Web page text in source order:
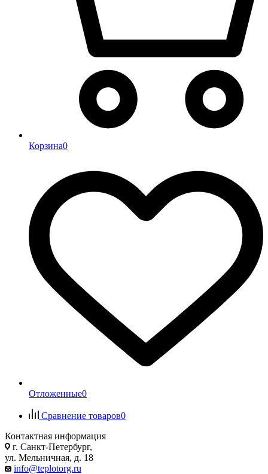
Корзина0
Отложенные0
Сравнение товаров0
Контактная информация
г. Санкт-Петербург,
ул. Мельничная, д. 18
info@teplotorg.ru